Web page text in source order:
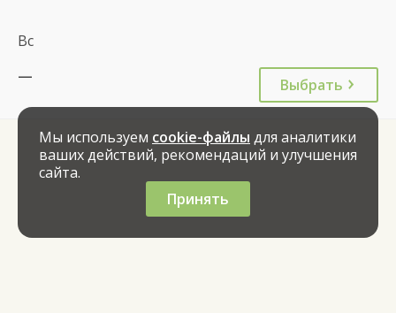
Вс
—
Выбрать
Мы используем cookie-файлы для аналитики
ваших действий, рекомендаций и улучшения
сайта.
Принять